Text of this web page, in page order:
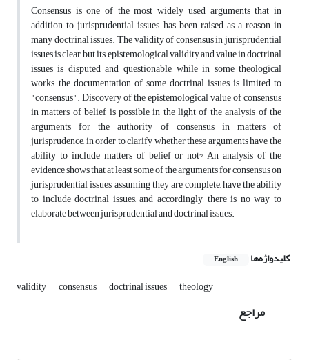
Consensus is one of the most widely used arguments that in
addition to jurisprudential issues, has been raised as a reason in
many doctrinal issues. The validity of consensus in jurisprudential
issues is clear, but its epistemological validity and value in doctrinal
issues is disputed and questionable, while in some theological
works, the documentation of some doctrinal issues is limited to
"consensus". Discovery of the epistemological value of consensus
in matters of belief is possible in the light of the analysis of the
arguments for the authority of consensus in matters of
jurisprudence, in order to clarify whether these arguments have the
ability to include matters of belief or not? An analysis of the
evidence shows that at least some of the arguments for consensus on
jurisprudential issues, assuming they are complete, have the ability
to include doctrinal issues, and accordingly, there is no way to
elaborate between jurisprudential and doctrinal issues.
کلیدواژه‌ها English
validity consensus doctrinal issues theology
مراجع